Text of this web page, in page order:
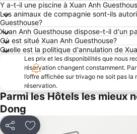
Y a-t-il une piscine à Xuan Anh
Les animaux de compagnie sont-ils
Guesthouse?
Xuan Anh Guesthouse dispose-t-il d'un
Où est situé Xuan Anh Guesthouse?
Quelle est la politique d'annulation de
Les prix et les disponibilités que nous
réservation changent constamment.
l’offre affichée sur trivago ne soit pas la
réservation.
Parmi les Hôtels les mieux
Dong
PartagerAjouter à mes favoris